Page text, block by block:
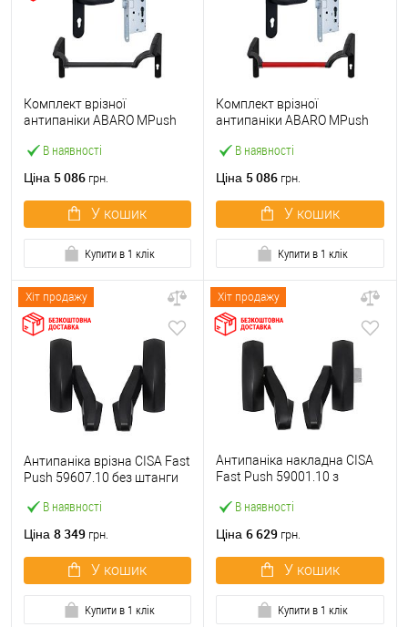
В наявності
Комплект врізної
антипаніки ABARO МPush
чорний із замком та ручкою
Ціна 5 086 грн.
У кошик
Купити в 1 клік
В наявності
Комплект врізної
антипаніки ABARO МPush
червоний із замком та
Ціна 5 086 грн.
У кошик
Купити в 1 клік
Хіт продажу
В наявності
Антипаніка врізна CISA Fast
Push 59607.10 без штанги
Ціна 8 349 грн.
У кошик
Купити в 1 клік
Хіт продажу
В наявності
Антипаніка накладна CISA
Fast Push 59001.10 з
Ціна 6 629 грн.
У кошик
Купити в 1 клік